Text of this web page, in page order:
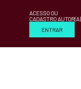
ACESSO OU
CADASTRO AUTOR(A)
ENTRAR